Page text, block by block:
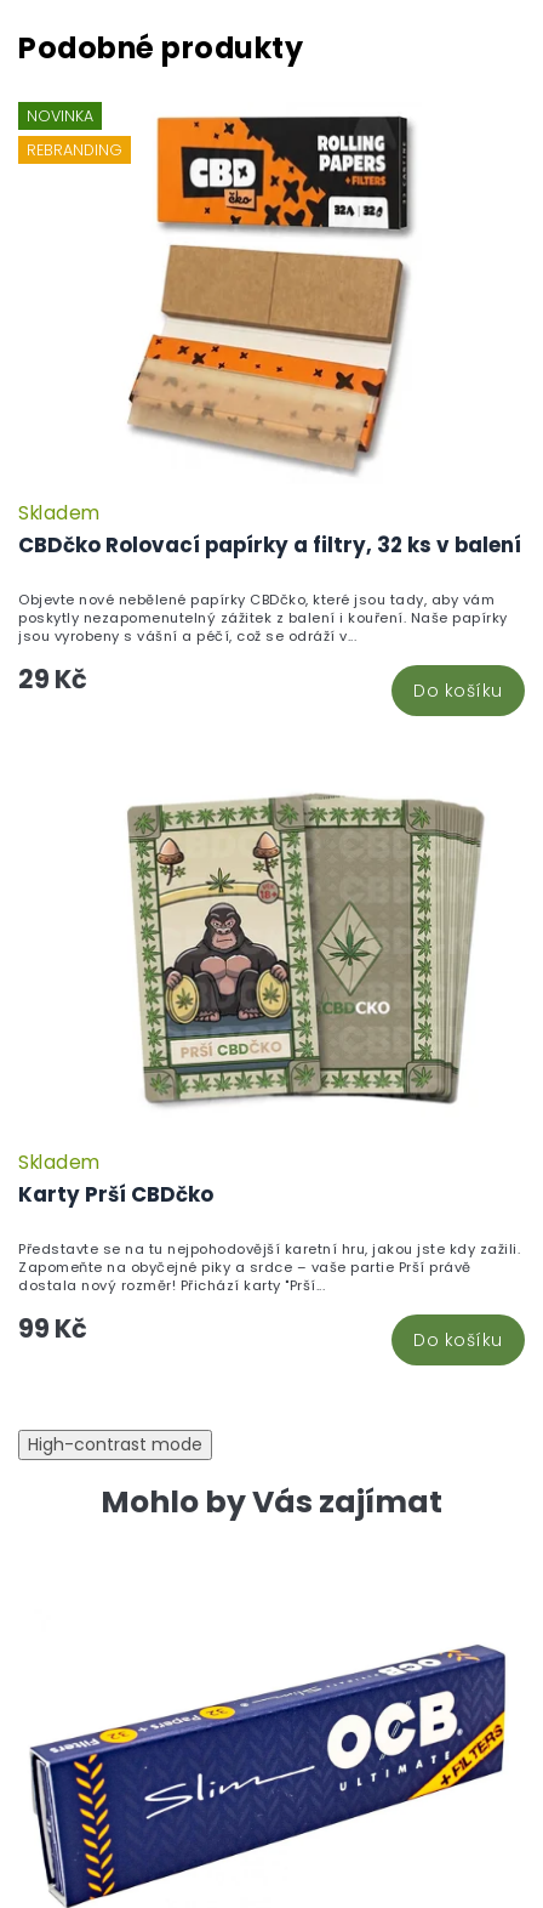
NOVINKA
REBRANDING
CBDčko Rolovací papírky a filtry, 32 ks v balení
Skladem
29 Kč Do košíku
Objevte nové nebělené papírky CBDčko, které jsou tady, aby vám
poskytly nezapomenutelný zážitek z balení i kouření. Naše papírky
jsou vyrobeny s vášní a péčí, což se odráží v...
Karty Prší CBDčko
Skladem
99 Kč Do košíku
Představte se na tu nejpohodovější karetní hru, jakou jste kdy zažili.
Zapomeňte na obyčejné piky a srdce – vaše partie Prší právě
dostala nový rozměr! Přichází karty "Prší...
High-contrast mode
Mohlo by Vás zajímat